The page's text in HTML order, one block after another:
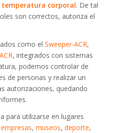
temperatura corporal. De tal
son correctos, autoriza el
como el Sweeper-ACR,
, integrados con sistemas
podemos controlar de
de personas y realizar un
autorizaciones, quedando
para utilizarse en lugares
empresas, museos, deporte,